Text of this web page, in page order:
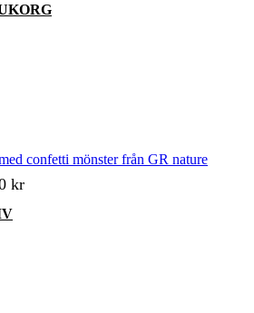
confetti mönster från GR nature
kr